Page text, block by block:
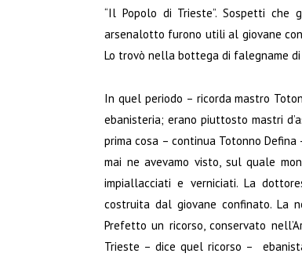
“Il Popolo di Trieste”. Sospetti che
arsenalotto furono utili al giovane
Lo trovò nella bottega di falegname di
In quel periodo – ricorda mastro
ebanisteria; erano piuttosto mastri
prima cosa – continua Totonno
mai ne avevamo visto, sul quale
impiallacciati e verniciati. La
costruita dal giovane confinato. La
Prefetto un ricorso, conservato
Trieste – dice quel ricorso –